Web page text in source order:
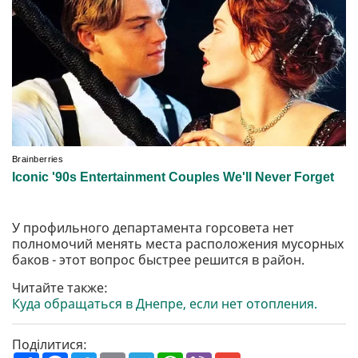
У профильного департамента горсовета нет
полномочий менять места расположения мусорных
баков - этот вопрос быстрее решится в район.
Читайте также:
Куда обращаться в Днепре, если нет отопления.
Поділитися: